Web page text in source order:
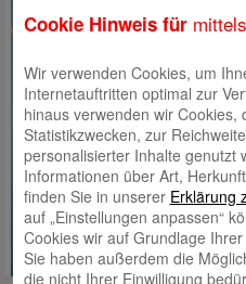
Cookie Hinweis für
Wir verwenden Cookies, um
Internetauftritten optimal zur
hinaus verwenden wir Cookies,
Statistikzwecken, zur
personalisierter Inhalte genutzt
Informationen über Art,
finden Sie in unserer Erklärung
auf „Einstellungen anpassen“
Cookies wir auf Grundlage
Sie haben außerdem die
die nicht Ihrer Einwilligung